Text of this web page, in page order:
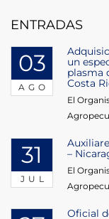
ENTRADAS
03
AGO
un
plasma
Costa
El
31
JUL
–
El
Oficial